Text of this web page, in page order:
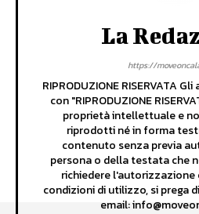
La
https://
RIPRODUZIONE RISERVATA
con "RIPRODUZIONE
proprietà intellettuale e
riprodotti né in forma
contenuto senza previa
persona o della testata che
richiedere l'autorizzazione
condizioni di utilizzo, si prega
email: